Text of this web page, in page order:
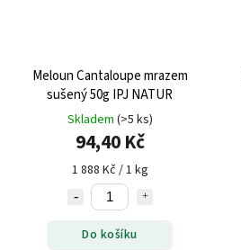
Meloun Cantaloupe mrazem
sušený 50g IPJ NATUR
Skladem (>5 ks)
94,40 Kč
1 888 Kč / 1 kg
Do košíku